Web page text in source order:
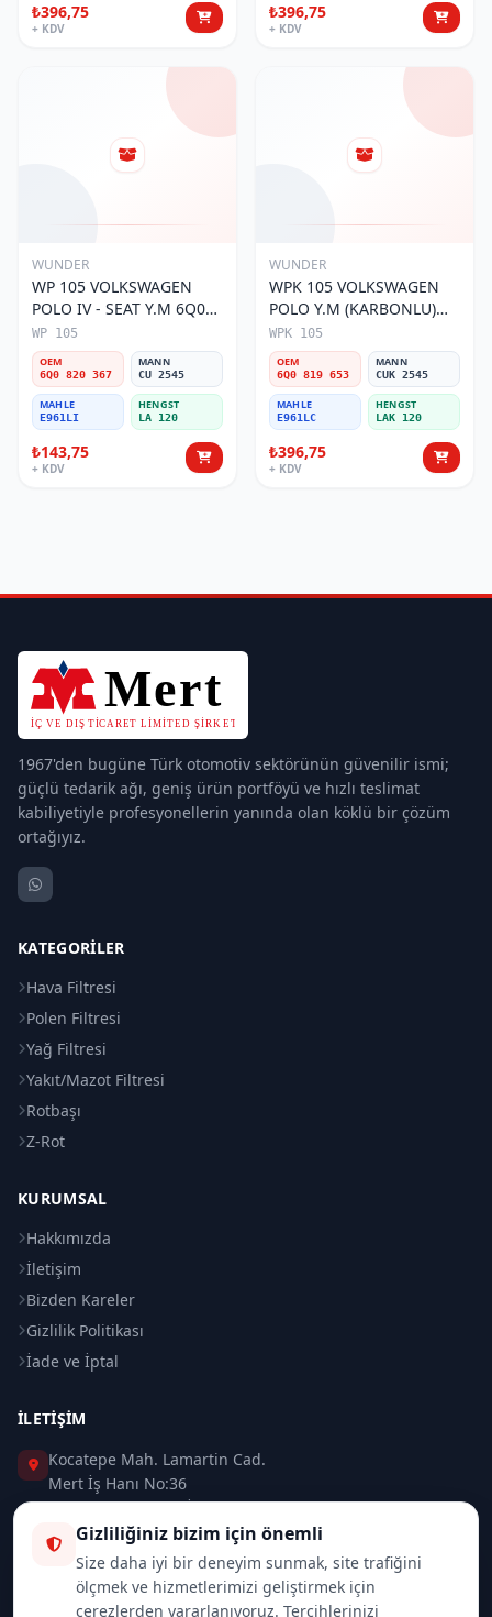
₺396,75
+ KDV
₺396,75
+ KDV
WUNDER
WP 105 VOLKSWAGEN
POLO IV - SEAT Y.M 6Q0
820 367 Polen Filtresi
WP 105
OEM
6Q0 820 367
MANN
CU 2545
MAHLE
E961LI
HENGST
LA 120
₺143,75
+ KDV
WUNDER
WPK 105 VOLKSWAGEN
POLO Y.M (KARBONLU)
6Q0 819 653 Polen Filtresi
WPK 105
OEM
6Q0 819 653
MANN
CUK 2545
MAHLE
E961LC
HENGST
LAK 120
₺396,75
+ KDV
1967'den bugüne Türk otomotiv sektörünün güvenilir ismi;
güçlü tedarik ağı, geniş ürün portföyü ve hızlı teslimat
kabiliyetiyle profesyonellerin yanında olan köklü bir çözüm
ortağıyız.
KATEGORILER
Hava Filtresi
Polen Filtresi
Yağ Filtresi
Yakıt/Mazot Filtresi
Rotbaşı
Z-Rot
KURUMSAL
Hakkımızda
İletişim
Bizden Kareler
Gizlilik Politikası
İade ve İptal
İLETIŞIM
Kocatepe Mah. Lamartin Cad.
Mert İş Hanı No:36
Taksim / Beyoğlu / İSTANBUL
0 (212) 235 37 83
0 (532) 418 08 46
Gizliliğiniz bizim için önemli
Size daha iyi bir deneyim sunmak, site trafiğini
ölçmek ve hizmetlerimizi geliştirmek için
çerezlerden yararlanıyoruz. Tercihlerinizi